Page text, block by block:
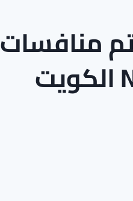
منافسات
النسخة الافتتاحية لبطولة NCC الكويت